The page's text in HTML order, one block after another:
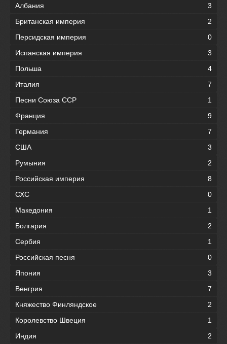
Албания
3
Британская империя
2
Персидская империя
0
Испанская империя
3
Польша
4
Италия
7
Песни Союза ССР
1
Франция
9
Германия
7
США
3
Румыния
2
Российская империя
8
СХС
0
Македония
1
Болгария
2
Сербия
1
Российская песня
0
Япония
3
Венгрия
7
Княжество Финляндское
2
Королевство Швеция
1
Индия
2